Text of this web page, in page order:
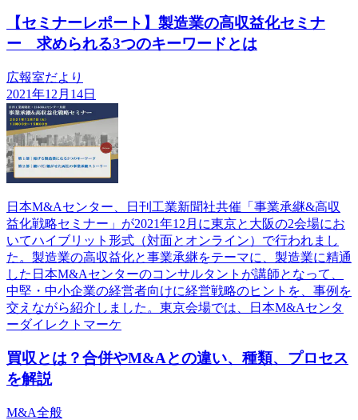
【セミナーレポート】製造業の高収益化セミナ
ー 求められる3つのキーワードとは
広報室だより
2021年12月14日
日本M&Aセンター、日刊工業新聞社共催「事業承継&高収
益化戦略セミナー」が2021年12月に東京と大阪の2会場にお
いてハイブリット形式（対面とオンライン）で行われまし
た。製造業の高収益化と事業承継をテーマに、製造業に精通
した日本M&Aセンターのコンサルタントが講師となって、
中堅・中小企業の経営者向けに経営戦略のヒントを、事例を
交えながら紹介しました。東京会場では、日本M&Aセンタ
ーダイレクトマーケ
買収とは？合併やM&Aとの違い、種類、プロセス
を解説
M&A全般